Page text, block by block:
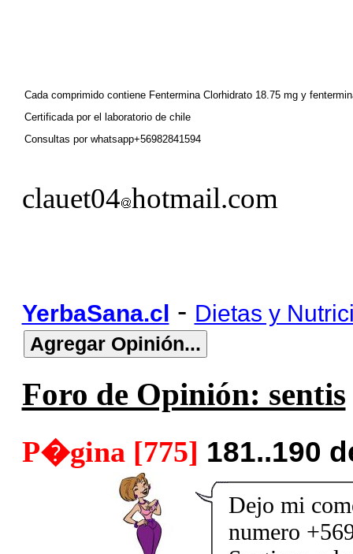
Cada comprimido contiene Fentermina Clorhidrato 18.75 mg y
Certificada por el laboratorio de chile
Consultas por whatsapp+56982841594
clauet04 hotmail.com
YerbaSana.cl - Dietas y
Foro de Opinión: sentis
P�gina [775] 181..190
Dejo mi
numero